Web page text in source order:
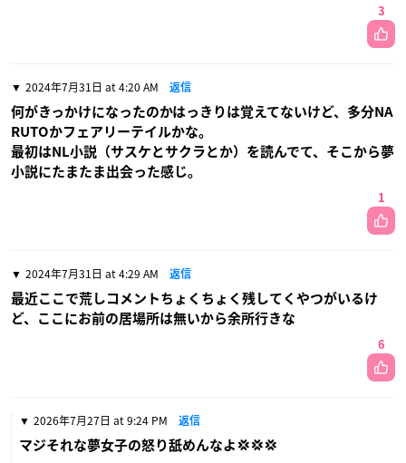
3
2024年7月31日 at 4:20 AM 返信
何がきっかけになったのかはっきりは覚えてないけど、多分NA
RUTOかフェアリーテイルかな。
最初はNL小説（サスケとサクラとか）を読んでて、そこから夢
小説にたまたま出会った感じ。
1
2024年7月31日 at 4:29 AM 返信
最近ここで荒しコメントちょくちょく残してくやつがいるけ
ど、ここにお前の居場所は無いから余所行きな
6
2026年7月27日 at 9:24 PM 返信
マジそれな夢女子の怒り舐めんなよ💢💢💢